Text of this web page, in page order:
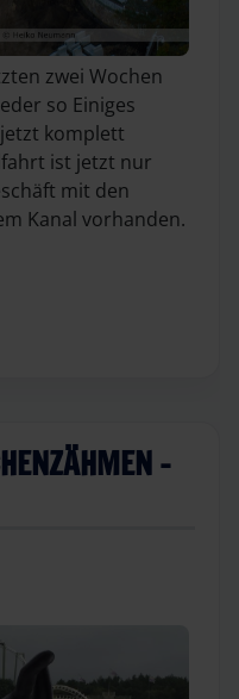
zwei Wochen
so Einiges
komplett
ist jetzt nur
mit den
Kanal vorhanden.
-